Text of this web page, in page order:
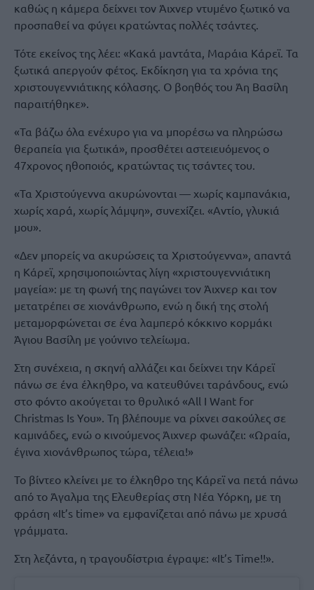
καθώς η κάμερα δείχνει τον Άιχνερ ντυμένο ξωτικό να
προσπαθεί να φύγει κρατώντας πολλές τσάντες.
Τότε εκείνος της λέει: «Κακά μαντάτα, Μαράια Κάρεϊ. Τα
ξωτικά απεργούν φέτος. Εκδίκηση για τα χρόνια της
χριστουγεννιάτικης κόλασης. Ο βοηθός του Άη Βασίλη
παραιτήθηκε».
«Τα βάζω όλα ενέχυρο για να μπορέσω να πληρώσω
θεραπεία για ξωτικά», προσθέτει αστειευόμενος ο
47χρονος ηθοποιός, κρατώντας τις τσάντες του.
«Τα Χριστούγεννα ακυρώνονται — χωρίς καμπανάκια,
χωρίς χαρά, χωρίς λάμψη», συνεχίζει. «Αντίο, γλυκιά
μου».
«Δεν μπορείς να ακυρώσεις τα Χριστούγεννα», απαντά
η Κάρεϊ, χρησιμοποιώντας λίγη «χριστουγεννιάτικη
μαγεία»: με τη φωνή της παγώνει τον Άιχνερ και τον
μετατρέπει σε χιονάνθρωπο, ενώ η δική της στολή
μεταμορφώνεται σε ένα λαμπερό κόκκινο κορμάκι
Άγιου Βασίλη με γούνινο τελείωμα.
Στη συνέχεια, η σκηνή αλλάζει και δείχνει την Κάρεϊ
πάνω σε ένα έλκηθρο, να κατευθύνει ταράνδους, ενώ
στο φόντο ακούγεται το θρυλικό «All I Want for
Christmas Is You». Τη βλέπουμε να ρίχνει σακούλες σε
καμινάδες, ενώ ο κινούμενος Άιχνερ φωνάζει: «Ωραία,
έγινα χιονάνθρωπος τώρα, τέλεια!»
Το βίντεο κλείνει με το έλκηθρο της Κάρεϊ να πετά πάνω
από το Άγαλμα της Ελευθερίας στη Νέα Υόρκη, με τη
φράση «It’s time» να εμφανίζεται από πάνω με χρυσά
γράμματα.
Στη λεζάντα, η τραγουδίστρια έγραψε: «It’s Time!!».